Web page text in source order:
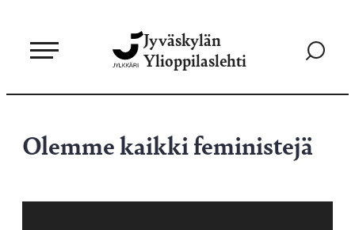
sisältöön
Jyväskylän
Ylioppilaslehti
Siirry
Olemme kaikki feministejä